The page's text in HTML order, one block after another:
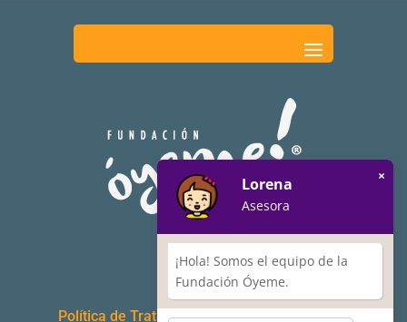
Política de Tratamiento de Datos Personales
Lorena
Asesora
×
¡Hola! Somos el equipo de la
Fundación Óyeme.